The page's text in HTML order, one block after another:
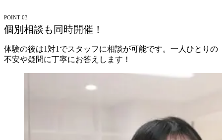
POINT 03
個別相談も同時開催！
体験の後は1対1でスタッフに相談が可能です。一人ひとりの
不安や疑問に丁寧にお答えします！